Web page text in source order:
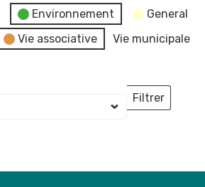
Environnement
General
Vie associative
Vie municipale
Filtrer
Lieux